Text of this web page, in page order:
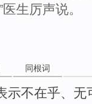
生厉声说。
同根词
示不在乎、